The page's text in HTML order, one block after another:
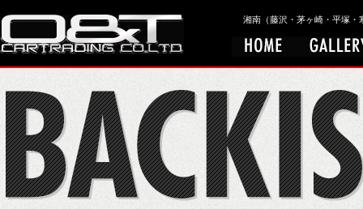
湘南（藤沢・茅ヶ崎・平塚